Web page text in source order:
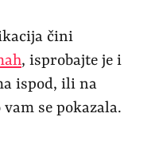
čini
, isprobajte je i
ispod, ili na
se pokazala.